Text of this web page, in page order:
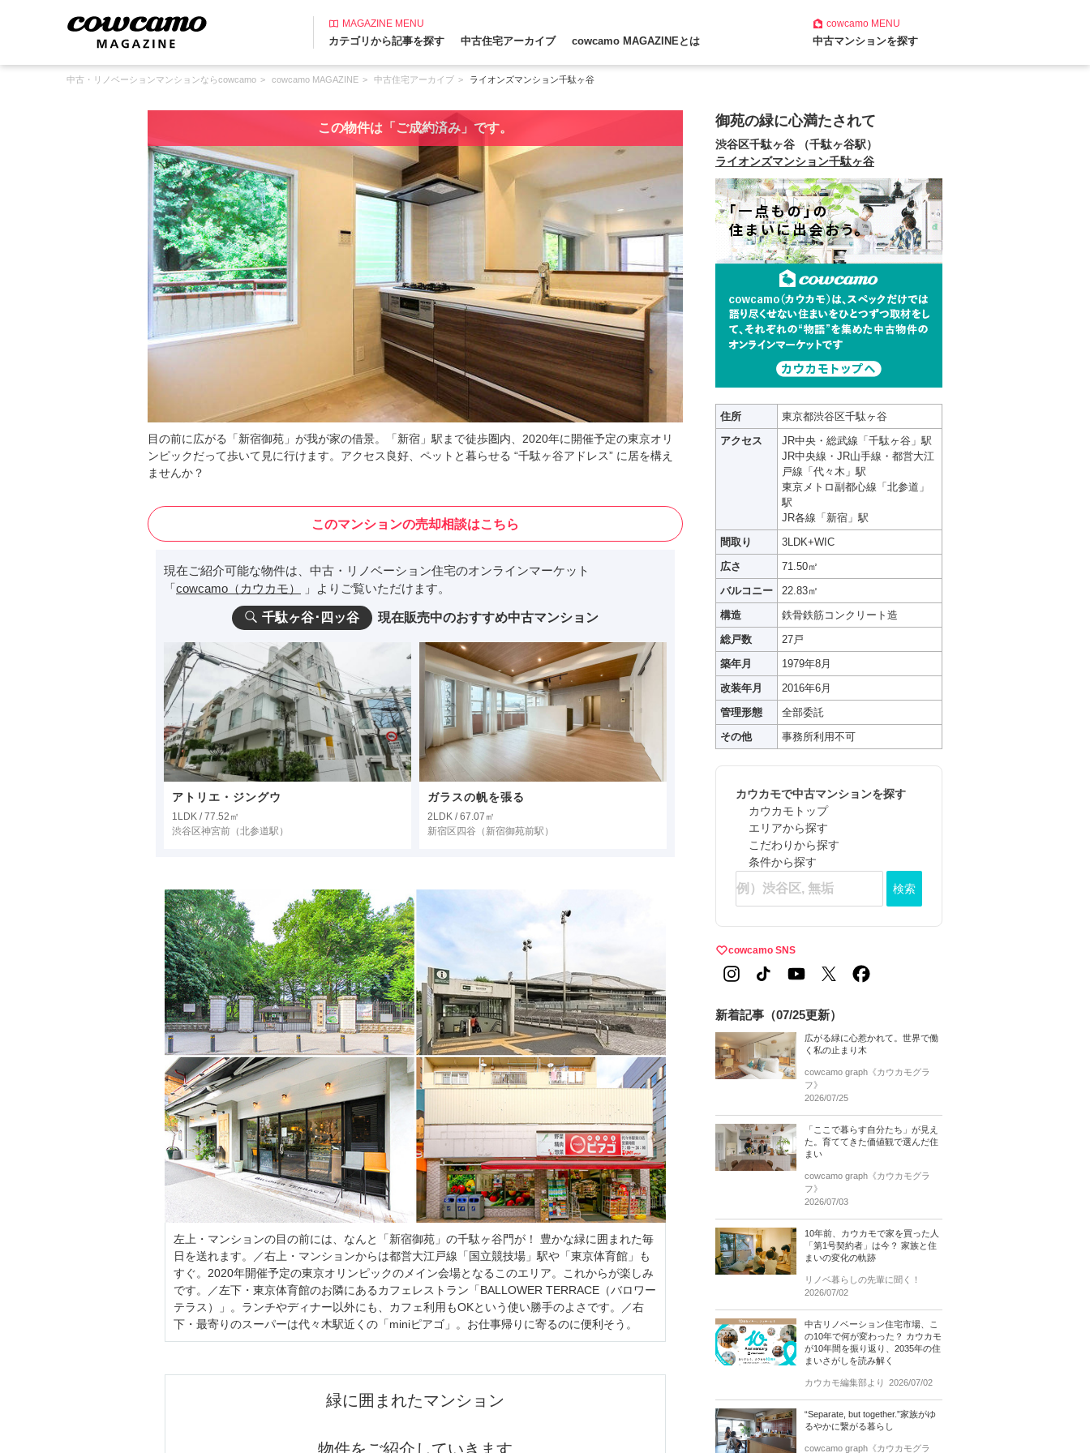
MAGAZINE MENU
カテゴリから記事を探す 中古住宅アーカイブ cowcamo MAGAZINEとは
cowcamoMENU
中古マンションを探す
中古・リノベーションマンションならcowcamo cowcamo MAGAZINE 中古住宅アーカイブ ライオンズマンション千駄ヶ谷
この物件は「ご成約済み」です。
目の前に広がる「新宿御苑」が我が家の借景。「新宿」駅まで徒歩圏内、2020年に開催予定の東京オリ
ンピックだって歩いて見に行けます。アクセス良好、ペットと暮らせる “千駄ヶ谷アドレス” に居を構え
ませんか？
このマンションの売却相談はこちら
現在ご紹介可能な物件は、中古・リノベーション住宅のオンラインマーケット
「cowcamo（カウカモ） 」よりご覧いただけます。
千駄ヶ谷･四ッ谷 現在販売中のおすすめ中古マンション
アトリエ・ジングウ
1LDK / 77.52㎡
渋谷区神宮前 （北参道駅）
ガラスの帆を張る
2LDK / 67.07㎡
新宿区四谷 （新宿御苑前駅）
左上・マンションの目の前には、なんと「新宿御苑」の千駄ヶ谷門が！ 豊かな緑に囲まれた毎
日を送れます。／右上・マンションからは都営大江戸線「国立競技場」駅や「東京体育館」も
すぐ。2020年開催予定の東京オリンピックのメイン会場となるこのエリア。これからが楽しみ
です。／左下・東京体育館のお隣にあるカフェレストラン「BALLOWER TERRACE（バロワー
テラス）」。ランチやディナー以外にも、カフェ利用もOKという使い勝手のよさです。／右
下・最寄りのスーパーは代々木駅近くの「miniピアゴ」。お仕事帰りに寄るのに便利そう。
緑に囲まれたマンション
物件をご紹介していきます
御苑の緑に心満たされて
渋谷区千駄ヶ谷 （千駄ヶ谷駅）
ライオンズマンション千駄ヶ谷
住所
東京都渋谷区千駄ヶ谷
アクセス
JR中央・総武線「千駄ヶ谷」駅
JR中央線・JR山手線・都営大江
戸線「代々木」駅
東京メトロ副都心線「北参道」
駅
JR各線「新宿」駅
間取り
3LDK+WIC
広さ
71.50㎡
バルコニー
22.83㎡
構造
鉄骨鉄筋コンクリート造
総戸数
27戸
築年月
1979年8月
改装年月
2016年6月
管理形態
全部委託
その他
事務所利用不可
カウカモで中古マンションを探す
カウカモトップ
エリアから探す
こだわりから探す
条件から探す
検索
cowcamo SNS
新着記事（07/25更新）
広がる緑に心惹かれて。世界で働
く私の止まり木
cowcamo graph《カウカモグラ
フ》
2026/07/25
「ここで暮らす自分たち」が見え
た。育ててきた価値観で選んだ住
まい
cowcamo graph《カウカモグラ
フ》
2026/07/03
10年前、カウカモで家を買った人
「第1号契約者」は今？ 家族と住
まいの変化の軌跡
リノベ暮らしの先輩に聞く！
2026/07/02
中古リノベーション住宅市場、こ
の10年で何が変わった？ カウカモ
が10年間を振り返り、2035年の住
まいさがしを読み解く
カウカモ編集部より 2026/07/02
“Separate, but together.”家族がゆ
るやかに繋がる暮らし
cowcamo graph《カウカモグラ